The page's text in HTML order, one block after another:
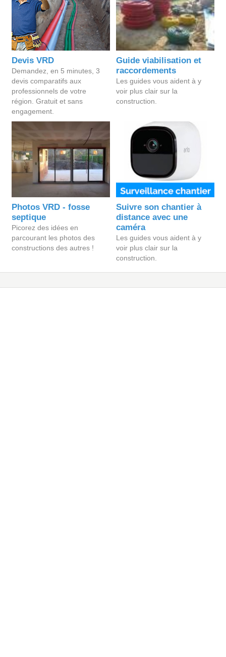
Devis VRD
Demandez, en 5 minutes, 3
devis comparatifs aux
professionnels de votre
région. Gratuit et sans
engagement.
Guide viabilisation et
raccordements
Les guides vous aident à y
voir plus clair sur la
construction.
Photos VRD - fosse
septique
Picorez des idées en
parcourant les photos des
constructions des autres !
Suivre son chantier à
distance avec une
caméra
Les guides vous aident à y
voir plus clair sur la
construction.